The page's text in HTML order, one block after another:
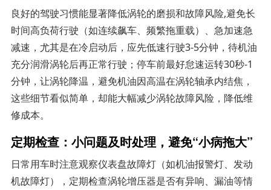
良好的驾驶习惯能显著降低涡轮的磨损和故障风险,避免长
时间高负荷行驶（如连续飙车、频繁拖重载）、急加速急
减速，尤其是在冷启动后，应先低速行驶3-5分钟，待机油
充分润滑涡轮后再正常行驶；停车前最好怠速运转30秒-1
分钟，让涡轮降温，避免机油因高温在涡轮轴承内结焦，
这些细节看似简单，却能大幅减少涡轮故障风险，降低维
修成本。
定期检查：小问题及时处理，避免“小病拖大”
日常用车时注意观察仪表盘故障灯（如机油报警灯、发动
机故障灯），定期检查涡轮增压器是否有异响、漏油等情